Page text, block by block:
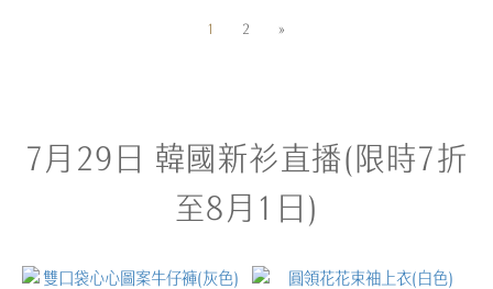
1 2 »
7月29日 韓國新衫直播(限時7折
至8月1日)